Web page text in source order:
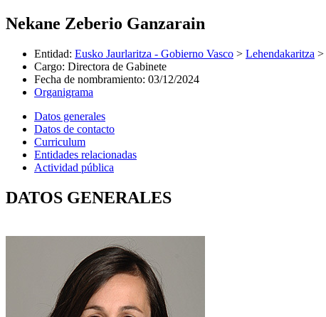
Nekane Zeberio Ganzarain
Entidad: Eusko Jaurlaritza - Gobierno Vasco > Lehendakaritza >
Cargo: Directora de Gabinete
Fecha de nombramiento: 03/12/2024
Organigrama
Datos generales
Datos de contacto
Curriculum
Entidades relacionadas
Actividad pública
DATOS GENERALES